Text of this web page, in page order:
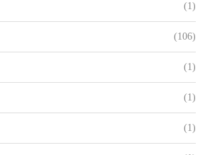
(1)
(106)
(1)
(1)
(1)